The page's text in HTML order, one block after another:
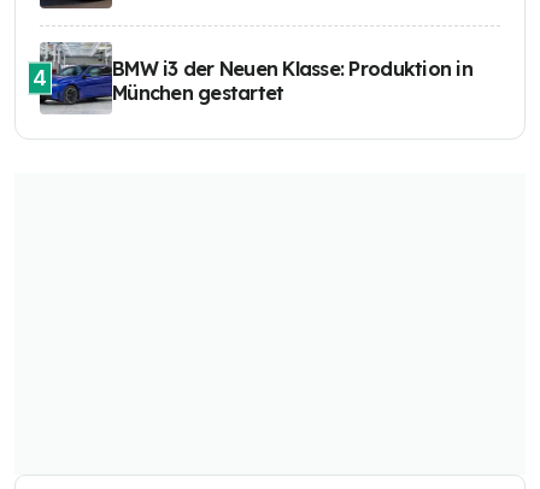
4
BMW i3 der Neuen Klasse: Produktion in
München gestartet